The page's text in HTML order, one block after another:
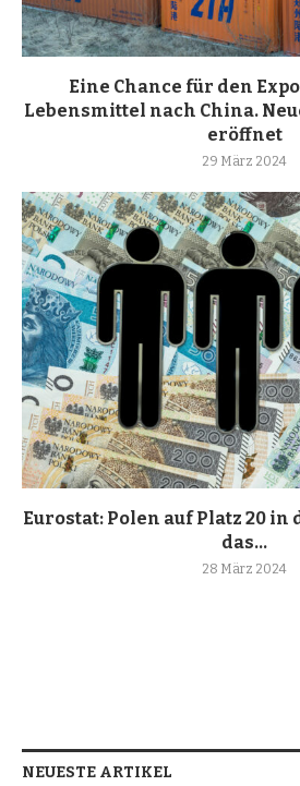
Eine Chance für den
Lebensmittel nach China.
eröffnet
29 März 2024
Eurostat: Polen auf Platz 20 in
das...
28 März 2024
NEUESTE ARTIKEL